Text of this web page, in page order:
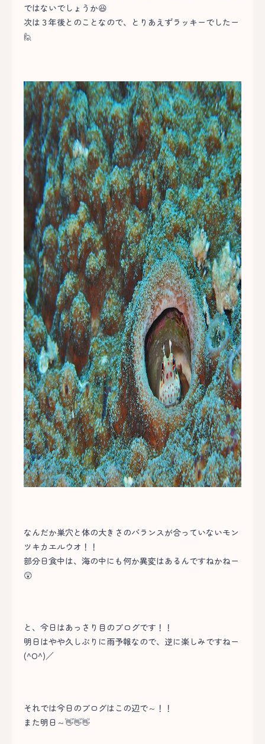
ではないでしょうか😆
次は３年後とのことなので、とりあえずラッキーでしたー
🙋
なんだか巣穴と体の大きさのバランスが合っていないモン
ツキカエルウオ！！
部分日食中は、海の中にも何か異変はあるんですねかねー
😲
と、今日はあっさり目のブログです！！
明日はやや久しぶりに雨予報なので、逆に楽しみですねー
(^O^)／
それでは今日のブログはこの辺で～！！
また明日～👋👋👋